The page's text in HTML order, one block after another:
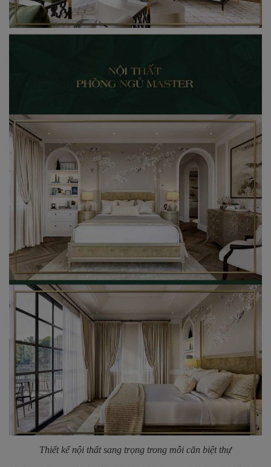
Thiết kế nội thất sang trọng trong mỗi căn biệt thự